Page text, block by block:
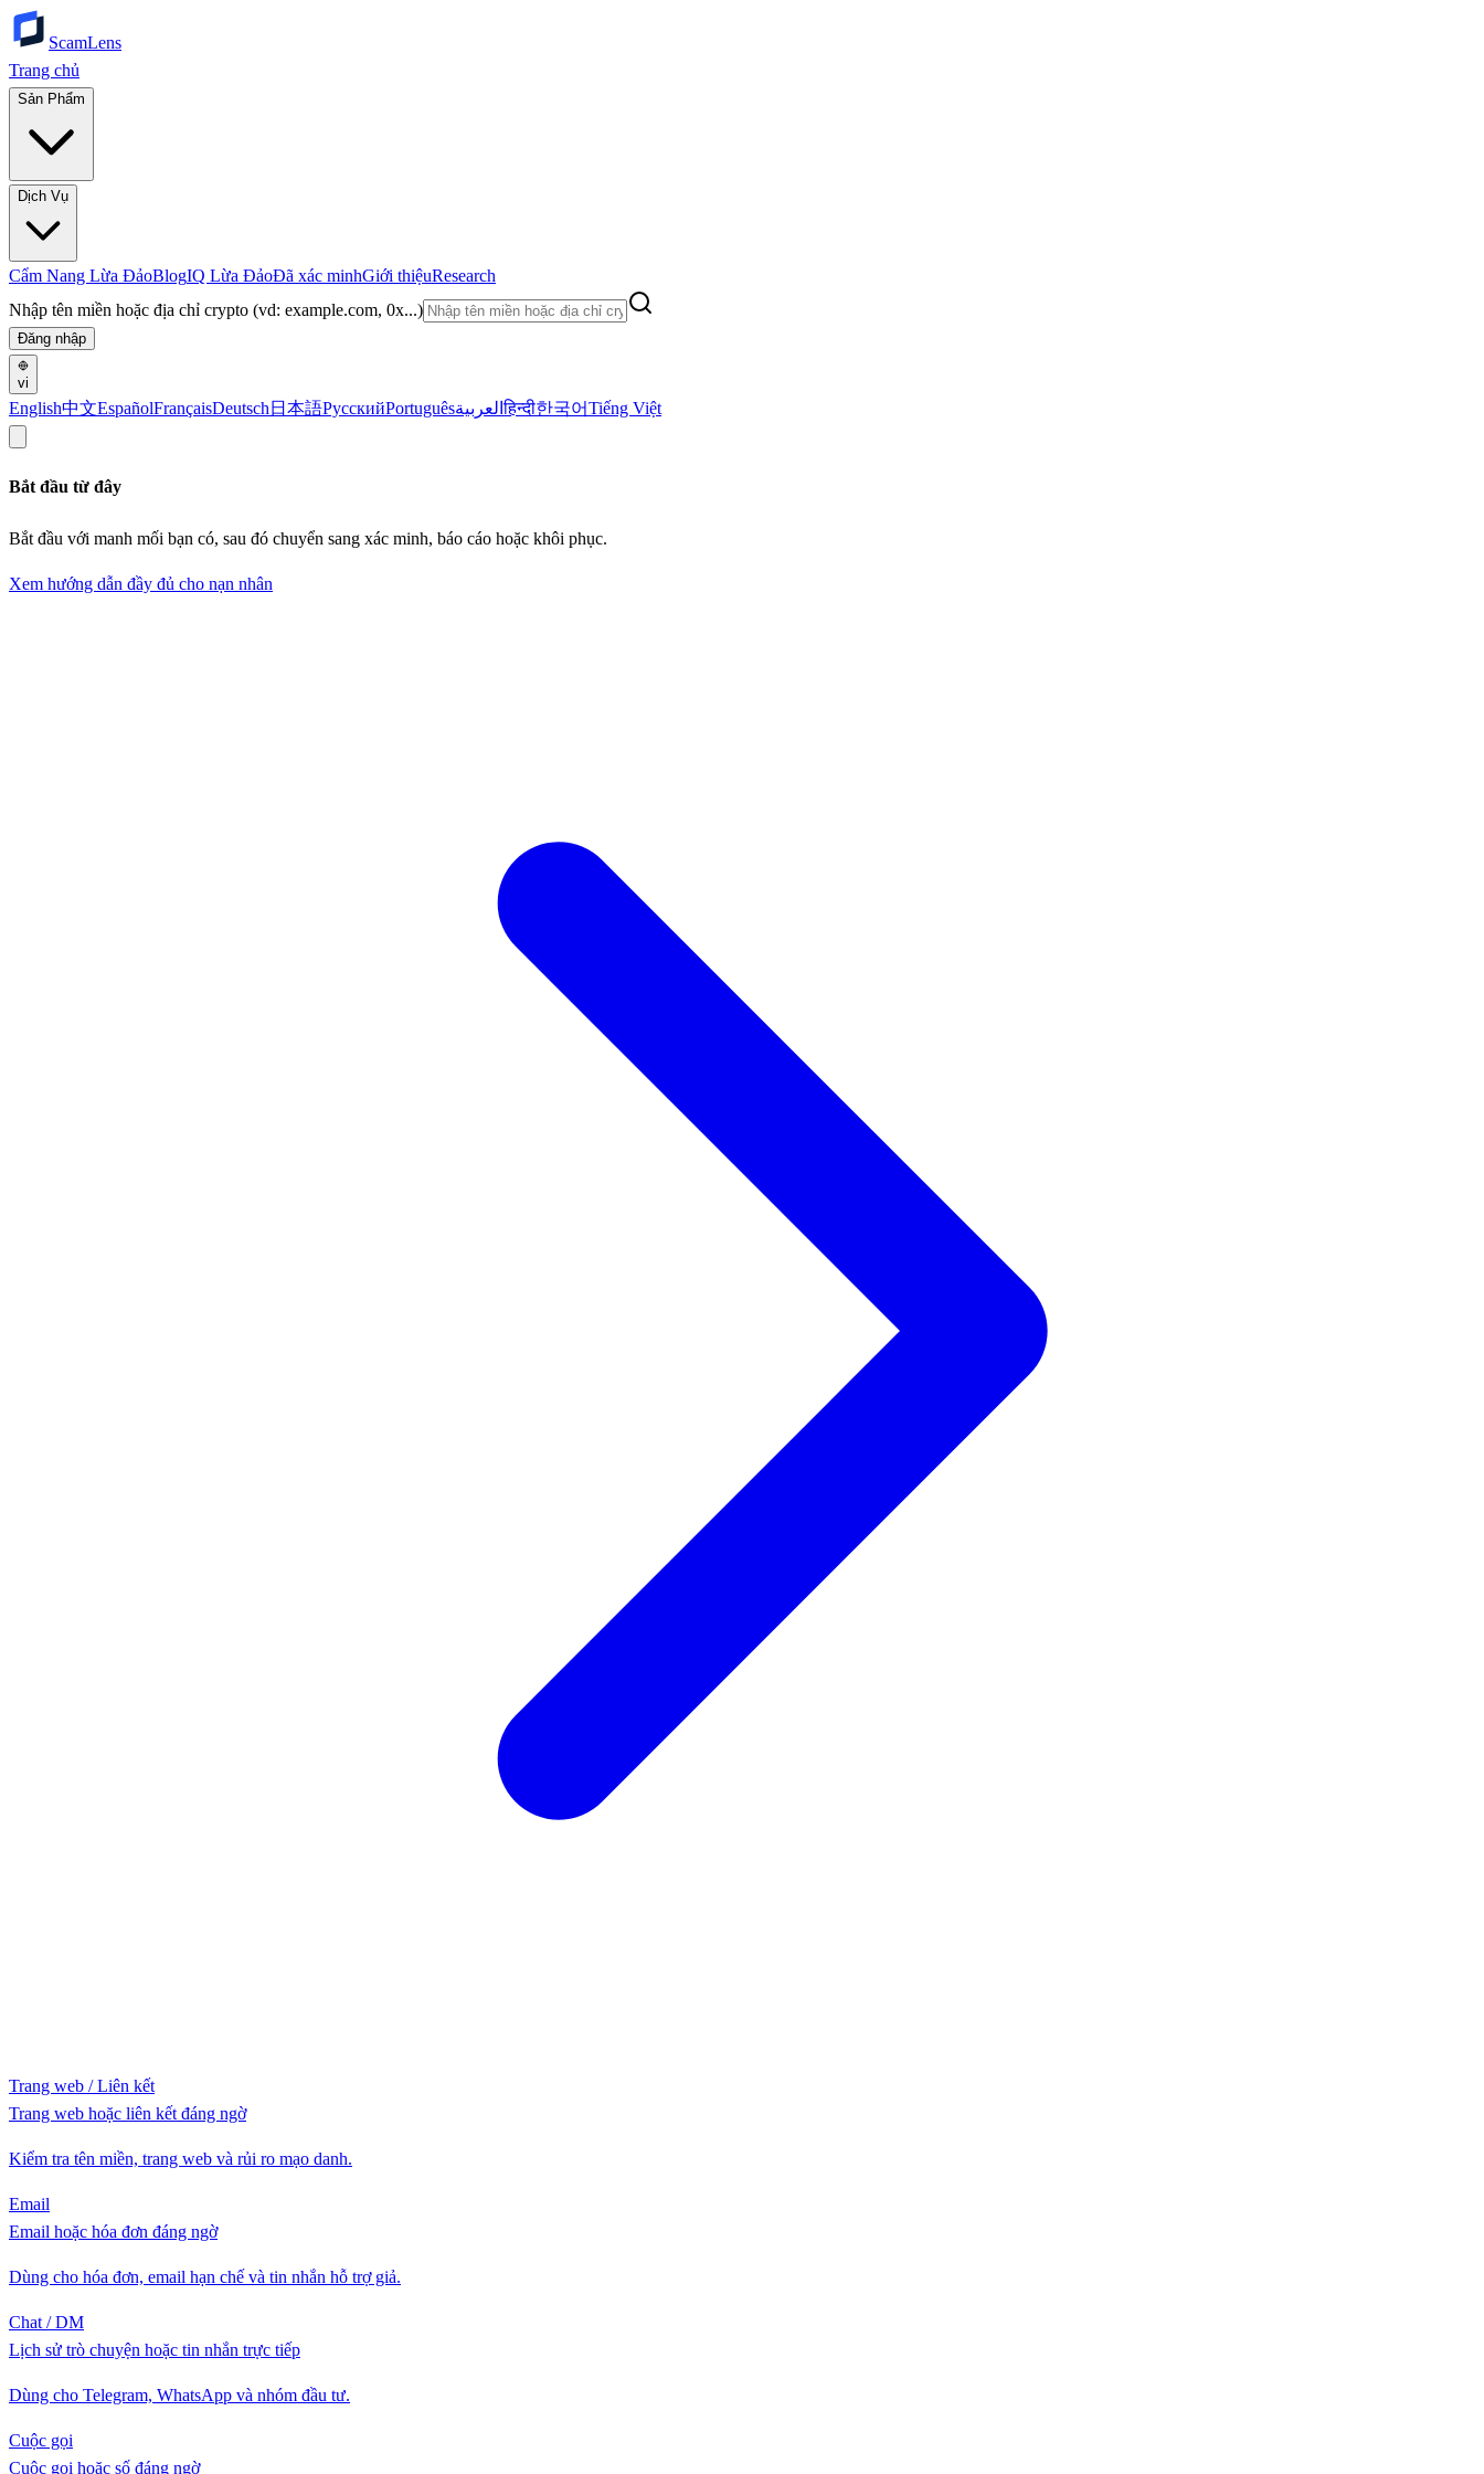
ScamLens
Trang chủ
Sản Phẩm
Dịch Vụ
Cẩm Nang Lừa ĐảoBlogIQ Lừa ĐảoĐã xác minhGiới thiệuResearch
Nhập tên miền hoặc địa chỉ crypto (vd: example.com, 0x...)
Đăng nhập
vi
English中文EspañolFrançaisDeutsch 日本語РусскийPortuguêsالعربيةहिन्दी한국어Tiếng Việt
Bắt đầu từ đây
Bắt đầu với manh mối bạn có, sau đó chuyển sang xác minh, báo cáo hoặc khôi phục.
Xem hướng dẫn đầy đủ cho nạn nhân
Trang web / Liên kết
Trang web hoặc liên kết đáng ngờ
Kiểm tra tên miền, trang web và rủi ro mạo danh.
Email
Email hoặc hóa đơn đáng ngờ
Dùng cho hóa đơn, email hạn chế và tin nhắn hỗ trợ giả.
Chat / DM
Lịch sử trò chuyện hoặc tin nhắn trực tiếp
Dùng cho Telegram, WhatsApp và nhóm đầu tư.
Cuộc gọi
Cuộc gọi hoặc số đáng ngờ